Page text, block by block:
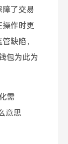
了交易
作时更
缺陷，
包为此为